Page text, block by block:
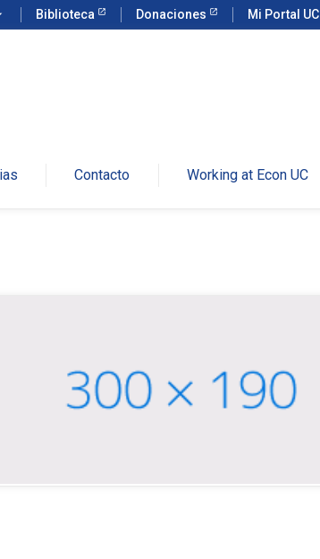
Biblioteca Donaciones Mi Portal UC
Contacto Working at Econ UC